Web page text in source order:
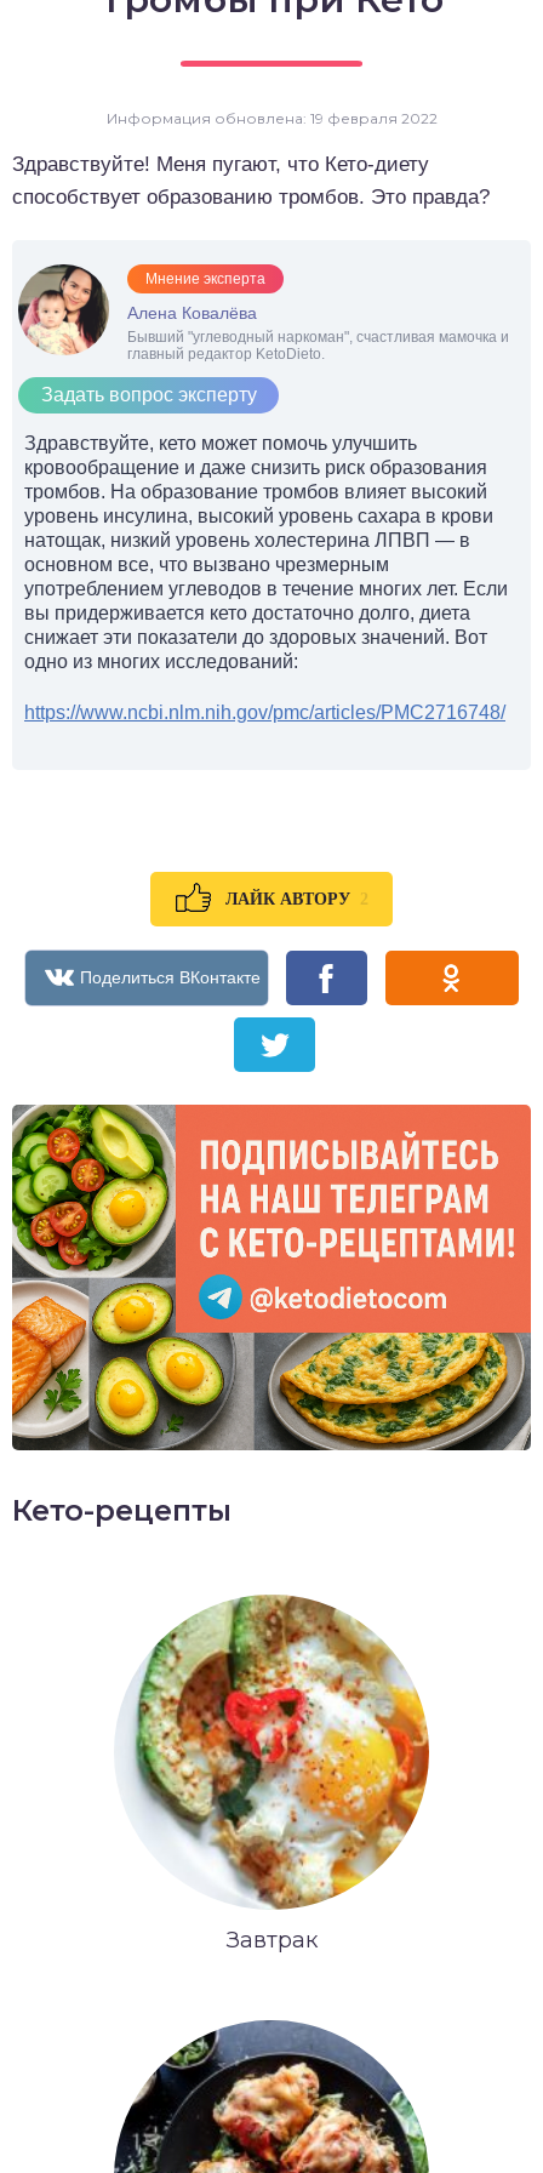
Информация обновлена: 19 февраля 2022
Здравствуйте! Меня пугают, что Кето-диету
способствует образованию тромбов. Это правда?
Мнение эксперта
Алена Ковалёва
Бывший "углеводный наркоман", счастливая мамочка и
главный редактор KetoDieto.
Задать вопрос эксперту
Здравствуйте, кето может помочь улучшить
кровообращение и даже снизить риск образования
тромбов. На образование тромбов влияет высокий
уровень инсулина, высокий уровень сахара в крови
натощак, низкий уровень холестерина ЛПВП — в
основном все, что вызвано чрезмерным
употреблением углеводов в течение многих лет. Если
вы придерживается кето достаточно долго, диета
снижает эти показатели до здоровых значений. Вот
одно из многих исследований:
https://www.ncbi.nlm.nih.gov/pmc/articles/PMC2716748/
ЛАЙК АВТОРУ 2
Кето-рецепты
Завтрак
напитки